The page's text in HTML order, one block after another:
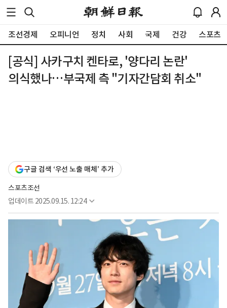
조선경제 오피니언 정치 사회 국제 건강 스포츠
[공식] 사카구치 켄타로, '양다리 논란'
의식했나…부국제 측 "기자간담회 취소"
구글 검색 ‘우선 노출 매체’ 추가
스포츠조선
업데이트 2025.09.15. 12:24